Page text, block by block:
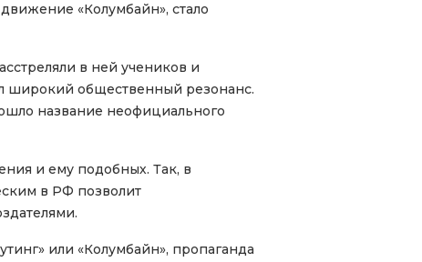
«Колумбайн», стало
в ней учеников и
широкий общественный резонанс.
название неофициального
и ему подобных. Так, в
в РФ позволит
или «Колумбайн», пропаганда